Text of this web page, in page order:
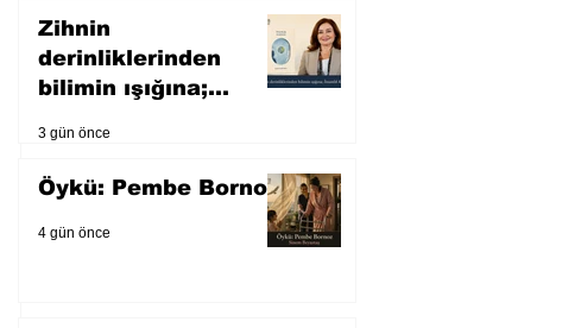
Zihnin
derinliklerinden
bilimin ışığına;
3 gün önce
Öykü: Pembe Bornoz
4 gün önce